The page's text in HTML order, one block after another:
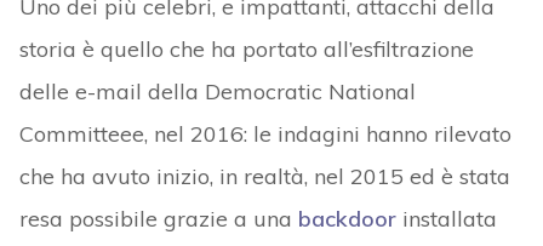
Uno dei più celebri, e impattanti, attacchi della
storia è quello che ha portato all’esfiltrazione
delle e-mail della Democratic National
Committeee, nel 2016: le indagini hanno rilevato
che ha avuto inizio, in realtà, nel 2015 ed è stata
resa possibile grazie a una backdoorinstallata